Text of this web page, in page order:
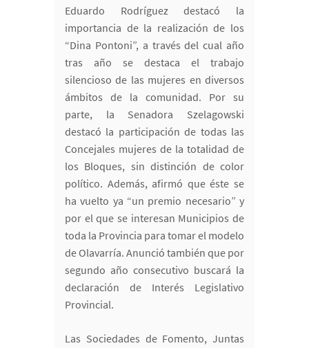
Eduardo Rodríguez destacó la
importancia de la realización de los
“Dina Pontoni”, a través del cual año
tras año se destaca el trabajo
silencioso de las mujeres en diversos
ámbitos de la comunidad. Por su
parte, la Senadora Szelagowski
destacó la participación de todas las
Concejales mujeres de la totalidad de
los Bloques, sin distinción de color
político. Además, afirmó que éste se
ha vuelto ya “un premio necesario” y
por el que se interesan Municipios de
toda la Provincia para tomar el modelo
de Olavarría. Anunció también que por
segundo año consecutivo buscará la
declaración de Interés Legislativo
Provincial.
Las Sociedades de Fomento, Juntas